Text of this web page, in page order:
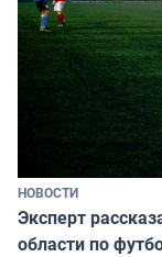
НОВОСТИ
Эксперт
области по